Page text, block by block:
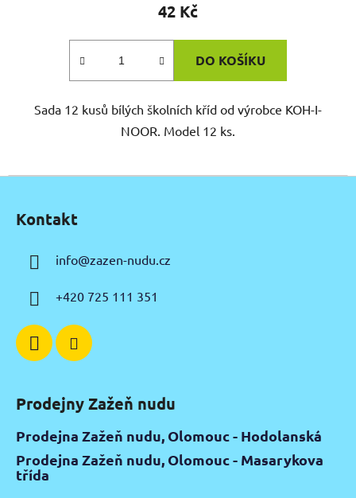
42 Kč
DO KOŠÍKU
Sada 12 kusů bílých školních kříd od výrobce KOH-I-
NOOR. Model 12 ks.
Kontakt
info@zazen-nudu.cz
+420 725 111 351
Prodejny Zažeň nudu
Prodejna Zažeň nudu, Olomouc - Hodolanská
Prodejna Zažeň nudu, Olomouc - Masarykova
třída